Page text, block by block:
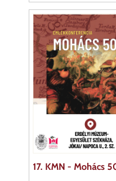
17. KMN - Mohács